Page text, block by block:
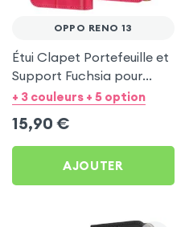
OPPO RENO 13
Étui Clapet Portefeuille et
Support Fuchsia pour
Oppo Reno 13
+ 3 couleurs + 5 option
15,90 €
AJOUTER